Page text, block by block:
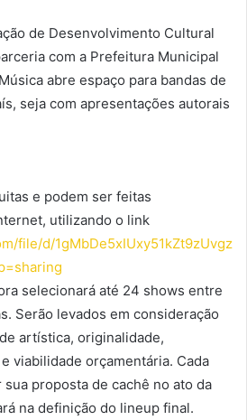
de Desenvolvimento Cultural
com a Prefeitura Municipal
abre espaço para bandas de
seja com apresentações autorais
e podem ser feitas
utilizando o link
file/d/1gMbDe5xIUxy51kZt9zUvgz
selecionará até 24 shows entre
Serão levados em consideração
artística, originalidade,
viabilidade orçamentária. Cada
proposta de cachê no ato da
na definição do lineup final.